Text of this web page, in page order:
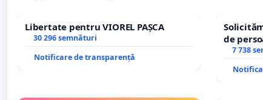
Libertate pentru VIOREL PAȘCA
30 296 semnături
Notificare de transparență
de
7 738